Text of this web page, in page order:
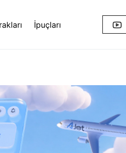
İpuçları